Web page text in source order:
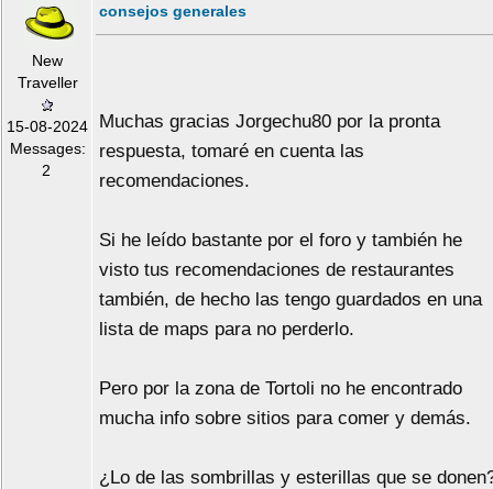
New
Traveller
15-08-2024
Messages:
2
consejos generales
Muchas gracias Jorgechu80 por la pronta
respuesta, tomaré en cuenta las
recomendaciones.
Si he leído bastante por el foro y también he
visto tus recomendaciones de restaurantes
también, de hecho las tengo guardados en una
lista de maps para no perderlo.
Pero por la zona de Tortoli no he encontrado
mucha info sobre sitios para comer y demás.
¿Lo de las sombrillas y esterillas que se